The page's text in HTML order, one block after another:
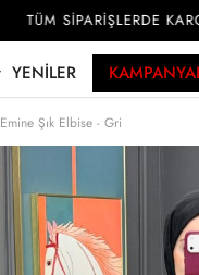
TÜM SİPARİŞLERDE
YENILER
Emine Şık Elbise - Gri